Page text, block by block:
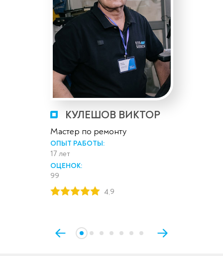
КУЛЕШОВ ВИКТОР
Мастер по ремонту
ОПЫТ РАБОТЫ:
17 лет
ОЦЕНОК:
99
4,9